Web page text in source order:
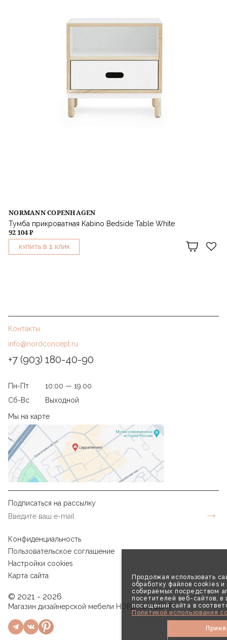
Продолжая использовать
обработку файлов cookies и
собираемых посредством
посетителей веб-сайтов, в
посещений сайта в
Политикой использования
NORMANN COPENHAGEN
Тумба прикроватная Kabino Bedside Table White
92 104 ₽
КУПИТЬ В 1 КЛИК
Контакты
info@nordconcept.ru
+7 (903) 180-40-90
Пн-Пт
10:00 — 19.00
Сб-Вс
Выходной
Мы на карте
Подписаться на рассылку
Конфиденциальность
Пользовательское соглашение
Настройки cookies
Карта сайта
© 2021 - 2026
Магазин дизайнерской мебели НОРД КОНЦЕПТ